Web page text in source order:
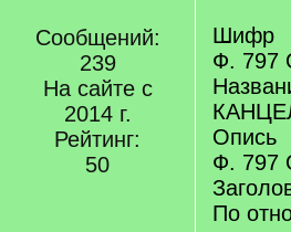
Сообщений:
239
На сайте с
2014 г.
Рейтинг:
50
Шифр
Ф. 797
Опись
Ф. 797
По